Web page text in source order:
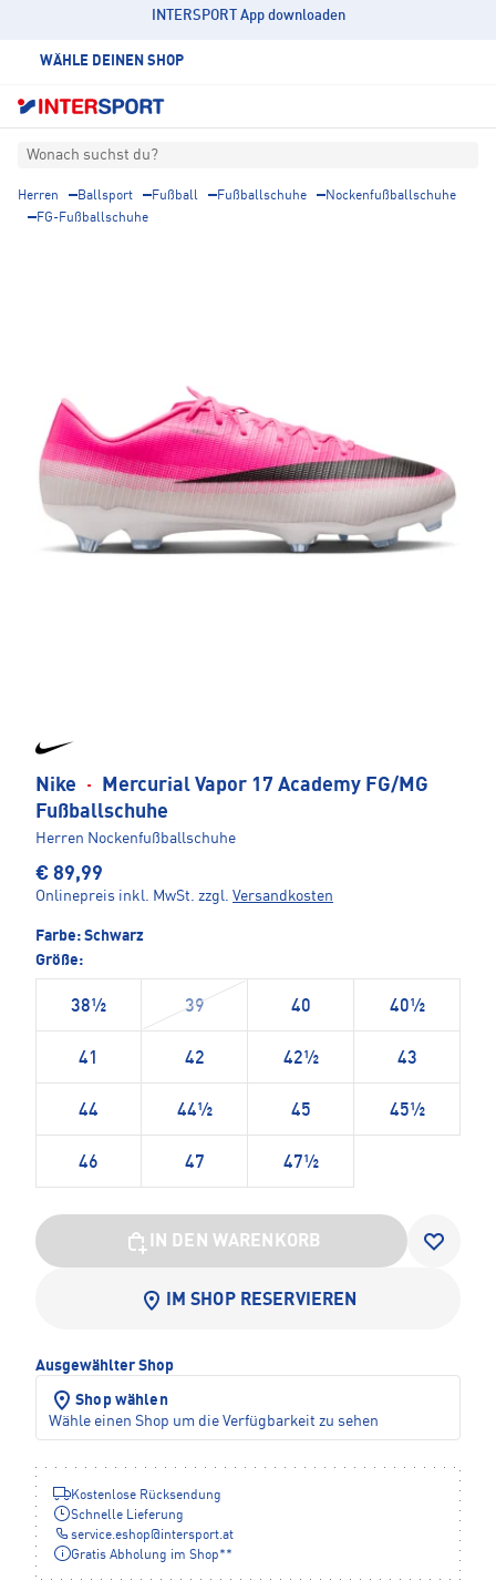
INTERSPORT App downloaden
WÄHLE DEINEN SHOP
Wonach suchst du?
Herren Ballsport Fußball Fußballschuhe
Nockenfußballschuhe
FG-Fußballschuhe
Nike ·
Mercurial Vapor 17 Academy FG/MG
Fußballschuhe
Herren Nockenfußballschuhe
€ 89,99
Onlinepreis inkl. MwSt. zzgl. Versandkosten
Farbe: Schwarz
Größe:
38½ 39 40 40½
41 42 42½ 43
44 44½ 45 45½
46 47 47½
IN DEN WARENKORB
IM SHOP RESERVIEREN
Ausgewählter Shop
Shop wählen
Wähle einen Shop um die Verfügbarkeit zu sehen
Kostenlose Rücksendung
Schnelle Lieferung
service.eshop@ intersport.at
Gratis Abholung im Shop**